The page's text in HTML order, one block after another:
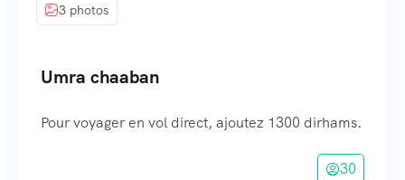
3 photos
Umra chaaban
Pour voyager en vol direct, ajoutez 1300 dirhams.
30